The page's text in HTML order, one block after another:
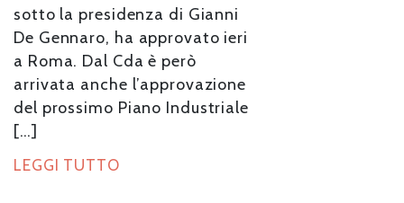
sotto la presidenza di Gianni
De Gennaro, ha approvato ieri
a Roma. Dal Cda è però
arrivata anche l’approvazione
del prossimo Piano Industriale
[…]
LEGGI TUTTO